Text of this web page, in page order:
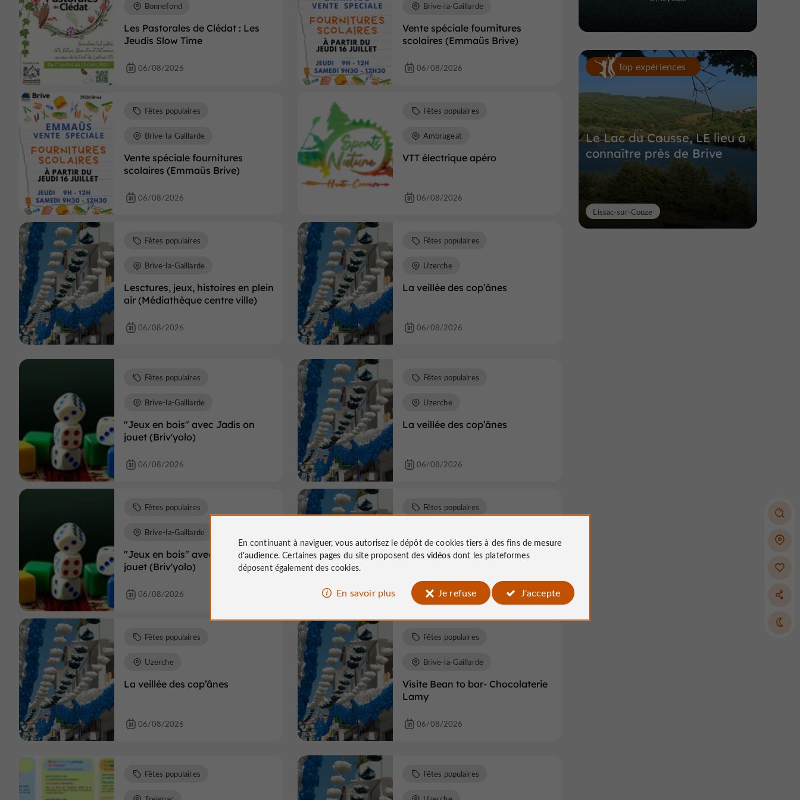
Les Pastorales de Clédat : Les
Jeudis Slow Time
Bonnefond
06/08/2026
Vente spéciale fournitures
scolaires (Emmaüs Brive)
Brive-la-Gaillarde
06/08/2026
Vente spéciale fournitures
scolaires (Emmaüs Brive)
Fêtes populaires
Brive-la-Gaillarde
06/08/2026
VTT électrique apéro
Fêtes populaires
Ambrugeat
06/08/2026
Lesctures, jeux, histoires en plein
air (Médiathèque centre ville)
Fêtes populaires
Brive-la-Gaillarde
06/08/2026
La veillée des cop’ânes
Fêtes populaires
Uzerche
06/08/2026
"Jeux en bois" avec Jadis on
jouet (Briv'yolo)
Fêtes populaires
Brive-la-Gaillarde
06/08/2026
La veillée des cop’ânes
Fêtes populaires
Uzerche
06/08/2026
"Jeux en bois" avec Jadis on
jouet (Briv'yolo)
Fêtes populaires
Brive-la-Gaillarde
06/08/2026
La veillée des cop’ânes
Fêtes populaires
06/08/2026
La veillée des cop’ânes
Fêtes populaires
Uzerche
06/08/2026
Visite Bean to bar- Chocolaterie
Lamy
Fêtes populaires
Brive-la-Gaillarde
06/08/2026
Fêtes populaires Fêtes populaires
Top expériences
Le Lac du Causse, LE lieu à
connaître près de Brive
Lissac-sur-Couze
En continuant à naviguer, vous autorisez le dépôt de cookies tiers à des fins de mesure
d'audience. Certaines pages du site proposent des vidéosdont les plateformes
déposent également des cookies.
En savoir plus Je refuse J'accepte